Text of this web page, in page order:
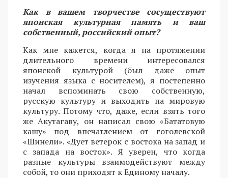
Как в вашем творчестве сосуществуют
японская культурная память и ваш
собственный, российский опыт?
Как мне кажется, когда я на протяжении
длительного времени интересовался
японской культурой (был даже опыт
изучения языка с носителем), я постепенно
начал вспоминать свою собственную,
русскую культуру и выходить на мировую
культуру. Потому что, даже, если взять того
же Акутагаву, он написал свою «Бататовую
кашу» под впечатлением от гоголевской
«Шинели». «Дует ветерок с востока на запад и
с запада на восток». Я уверен, что когда
разные культуры взаимодействуют между
собой, то они приходят к Единому началу.